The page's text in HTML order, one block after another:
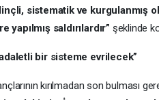
sistematik ve kurgulanmış
saldırılardır” şeklinde
bir sisteme evrilecek”
kırılmadan son bulması